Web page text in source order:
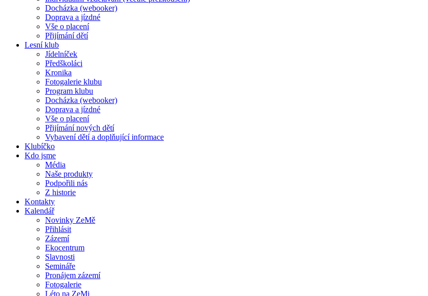
Docházka (webooker)
Doprava a jízdné
Vše o placení
Přijímání dětí
Lesní klub
Jídelníček
Předškoláci
Kronika
Fotogalerie klubu
Program klubu
Docházka (webooker)
Doprava a jízdné
Vše o placení
Přijímání nových dětí
Vybavení dětí a doplňující informace
Klubíčko
Kdo jsme
Média
Naše produkty
Podpořili nás
Z historie
Kontakty
Kalendář
Novinky ZeMě
Přihlásit
Zázemí
Ekocentrum
Slavnosti
Semináře
Pronájem zázemí
Fotogalerie
Léto na ZeMi